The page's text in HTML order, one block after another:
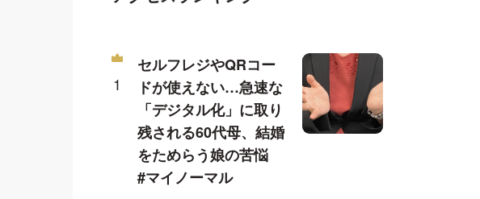
セルフレジやQRコー
ドが使えない…急速な
「デジタル化」に取り
残される60代母、結婚
をためらう娘の苦悩
#マイノーマル